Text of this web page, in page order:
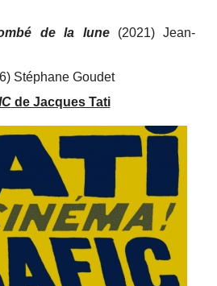
de la lune(2021) Jean-
Stéphane Goudet
de Jacques Tati